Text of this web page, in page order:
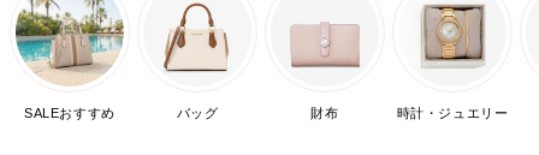
SALEおすすめ バッグ 財布 時計・ジュエリー